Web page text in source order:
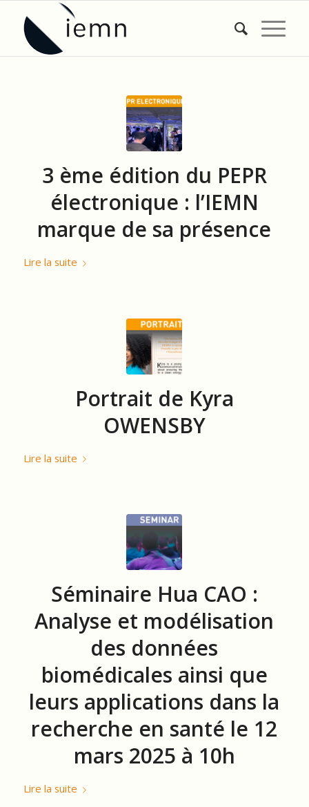
3 ème édition du PEPR
électronique : l’IEMN
marque de sa présence
Lire la suite
Portrait de Kyra
OWENSBY
Lire la suite
Séminaire Hua CAO :
Analyse et modélisation
des données
biomédicales ainsi que
leurs applications dans la
recherche en santé le 12
mars 2025 à 10h
Lire la suite